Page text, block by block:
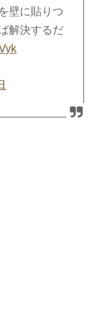
壁に貼りつ
解決するだ